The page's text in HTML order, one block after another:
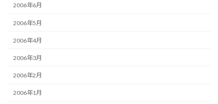
2006年6月
2006年5月
2006年4月
2006年3月
2006年2月
2006年1月